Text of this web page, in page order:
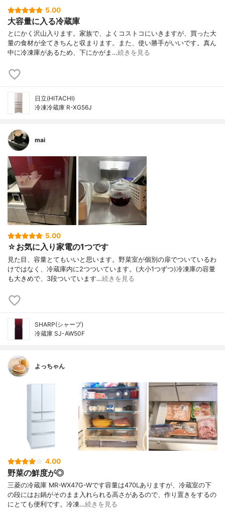
5.00
大容量に入る冷蔵庫
とにかく沢山入ります。家族で、よくコストコにいきますが、買った大
量の食材が全てきちんと収まります。また、使い勝手がいいです。真ん
中に冷凍庫があるため、下にかがま…続きを見る
日立(HITACHI)
冷凍冷蔵庫 R-XG56J
mai
5.00
☆お気に入り家電の1つです
見た目、容量とてもいいと思います。野菜室が個別の扉でついているわ
けではなく、冷蔵庫内に2つついています。(大小1つずつ)冷凍庫の容量
も大きめで、3段ついています…続きを見る
SHARP(シャープ)
冷蔵庫 SJ-AW50F
よっちゃん
4.00
野菜の鮮度が◎
三菱の冷蔵庫 MR-WX47G-Wです容量は470Lありますが、冷蔵室の下
の段にはお鍋がそのまま入れられる高さがあるので、作り置きをするの
にとても便利です。冷凍…続きを見る